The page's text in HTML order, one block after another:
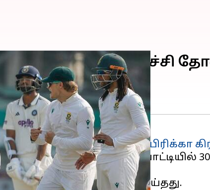
அதிர்ச்சி
சாம்பியனானதென்னாப்பிரிக்கா
எதிரான முதல் டெஸ்ட் போட்டியில்
பேட்டிங் செய்ய முடிவு செய்தது.